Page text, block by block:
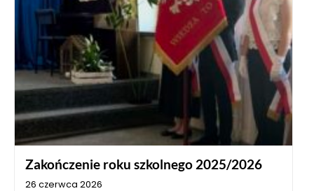
Zakończenie roku szkolnego 2025/2026
26 czerwca 2026